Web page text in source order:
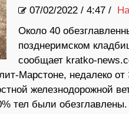
07/02/2022/ 4:47 /
Около 40
позднеримском
сообщает kratko-
Марстоне, недалеко
железнодорожной
тел были